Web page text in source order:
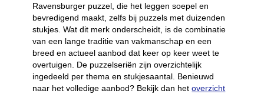
Ravensburger puzzel, die het leggen soepel en
bevredigend maakt, zelfs bij puzzels met duizenden
stukjes. Wat dit merk onderscheidt, is de combinatie
van een lange traditie van vakmanschap en een
breed en actueel aanbod dat keer op keer weet te
overtuigen. De puzzelseriën zijn overzichtelijk
ingedeeld per thema en stukjesaantal. Benieuwd
naar het volledige aanbod? Bekijk dan hetoverzicht